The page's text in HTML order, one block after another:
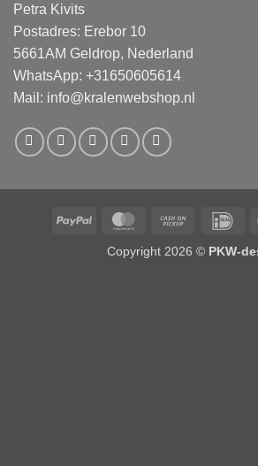
Petra Kivits
Postadres: Erebor 10
5661AM Geldrop, Nederland
WhatsApp: +31650605614
Mail: info@kralenwebshop.nl
PayPal MasterCardCash
Pickup
Copyright 2026 © PKW-